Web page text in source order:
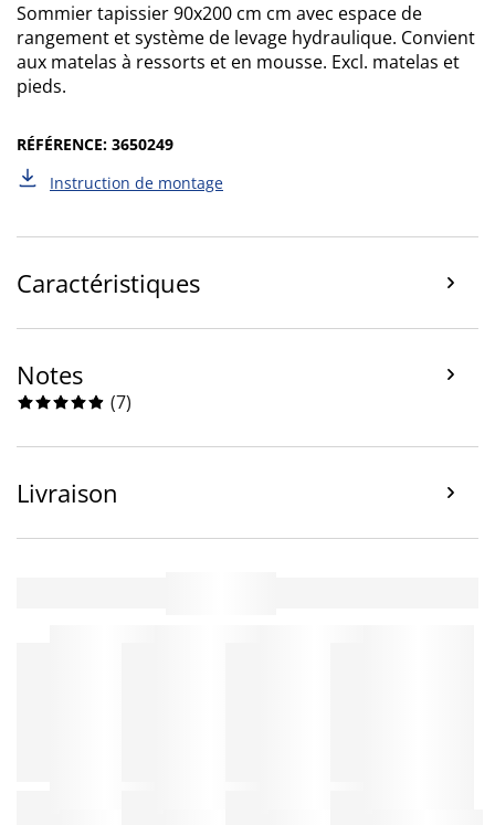
Sommier tapissier90x200 cm cm avec espace de
rangement et système de levage hydraulique. Convient
aux matelas à ressorts et en mousse. Excl. matelas et
pieds.
RÉFÉRENCE: 3650249
Instruction de montage
Caractéristiques
Notes
(7)
Livraison